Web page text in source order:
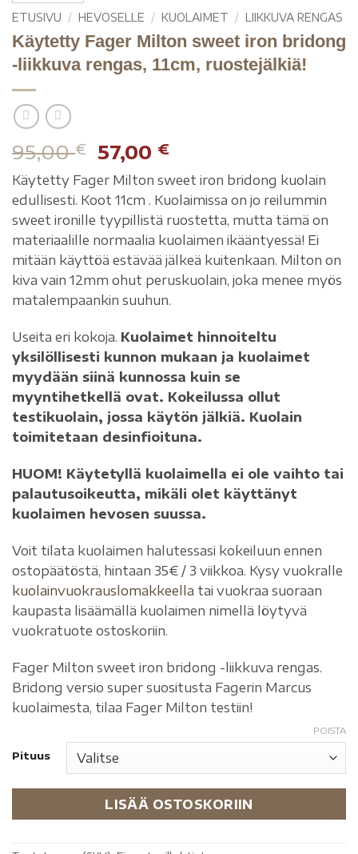
ETUSIVU / HEVOSELLE / KUOLAIMET / LIIKKUVA RENGAS
Käytetty Fager Milton sweet iron bridong
-liikkuva rengas, 11cm, ruostejälkiä!
95,00€ 57,00 €
Käytetty Fager Milton sweet iron bridong kuolain
edullisesti. Koot 11cm . Kuolaimissa on jo reilummin
sweet ironille tyypillistä ruostetta, mutta tämä on
materiaalille normaalia kuolaimen ikääntyessä! Ei
mitään käyttöä estävää jälkeä kuitenkaan. Milton on
kiva vain 12mm ohut peruskuolain, joka menee myös
matalempaankin suuhun.
Useita eri kokoja. Kuolaimet hinnoiteltu
yksilöllisesti kunnon mukaan ja kuolaimet
myydään siinä kunnossa kuin se
myyntihetkellä ovat. Kokeilussa ollut
testikuolain, jossa käytön jälkiä. Kuolain
toimitetaan desinfioituna.
HUOM! Käytetyllä kuolaimella ei ole vaihto tai
palautusoikeutta, mikäli olet käyttänyt
kuolaimen hevosen suussa.
Voit tilata kuolaimen halutessasi kokeiluun ennen
ostopäätöstä, hintaan 35€ / 3 viikkoa. Kysy vuokralle
kuolainvuokrauslomakkeella tai vuokraa suoraan
kaupasta lisäämällä kuolaimen nimellä löytyvä
vuokratuote ostoskoriin.
Fager Milton sweet iron bridong -liikkuva rengas.
Bridong versio super suositusta Fagerin Marcus
kuolaimesta, tilaa Fager Milton testiin!
Pituus
POISTA
LISÄÄ OSTOSKORIIN